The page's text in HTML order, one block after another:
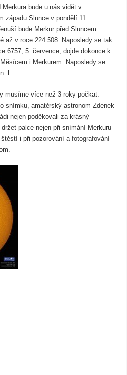
bude u nás vidět v
západu Slunce v pondělí 11.
bude Merkur před Sluncem
až v roce 224 508. Naposledy se tak
6757, 5. července, dojde dokonce k
i Merkurem. Naposledy se
l.
musíme více než 3 roky počkat.
snímku, amatérský astronom Zdenek
nejen poděkovali za krásný
palce nejen při snímání Merkuru
i při pozorování a fotografování